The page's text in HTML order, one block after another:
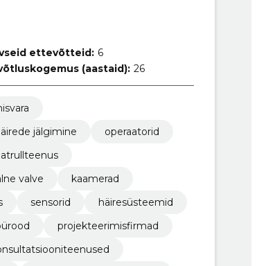
ettevõtteid: 6
(aastaid): 26
jälgimine
operaatorid
valve
kaamerad
sensorid
häiresüsteemid
projekteerimisfirmad